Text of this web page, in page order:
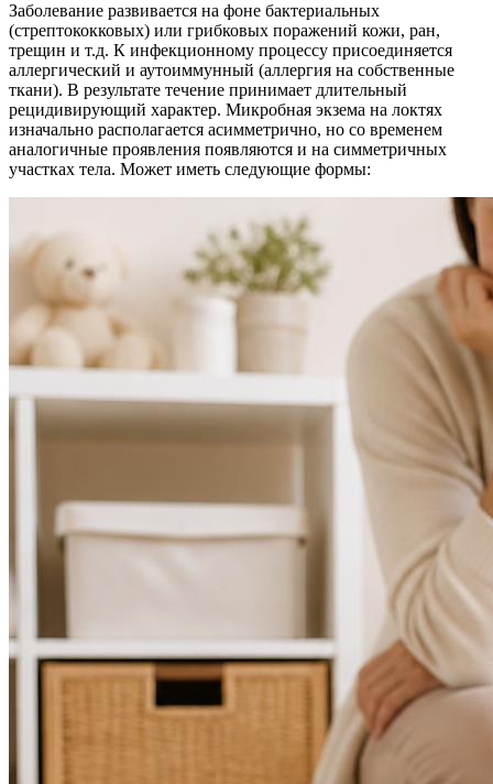
Заболевание развивается на фоне бактериальных
(стрептококковых) или грибковых поражений кожи, ран,
трещин и т.д. К инфекционному процессу присоединяется
аллергический и аутоиммунный (аллергия на собственные
ткани). В результате течение принимает длительный
рецидивирующий характер. Микробная экзема на локтях
изначально располагается асимметрично, но со временем
аналогичные проявления появляются и на симметричных
участках тела. Может иметь следующие формы: